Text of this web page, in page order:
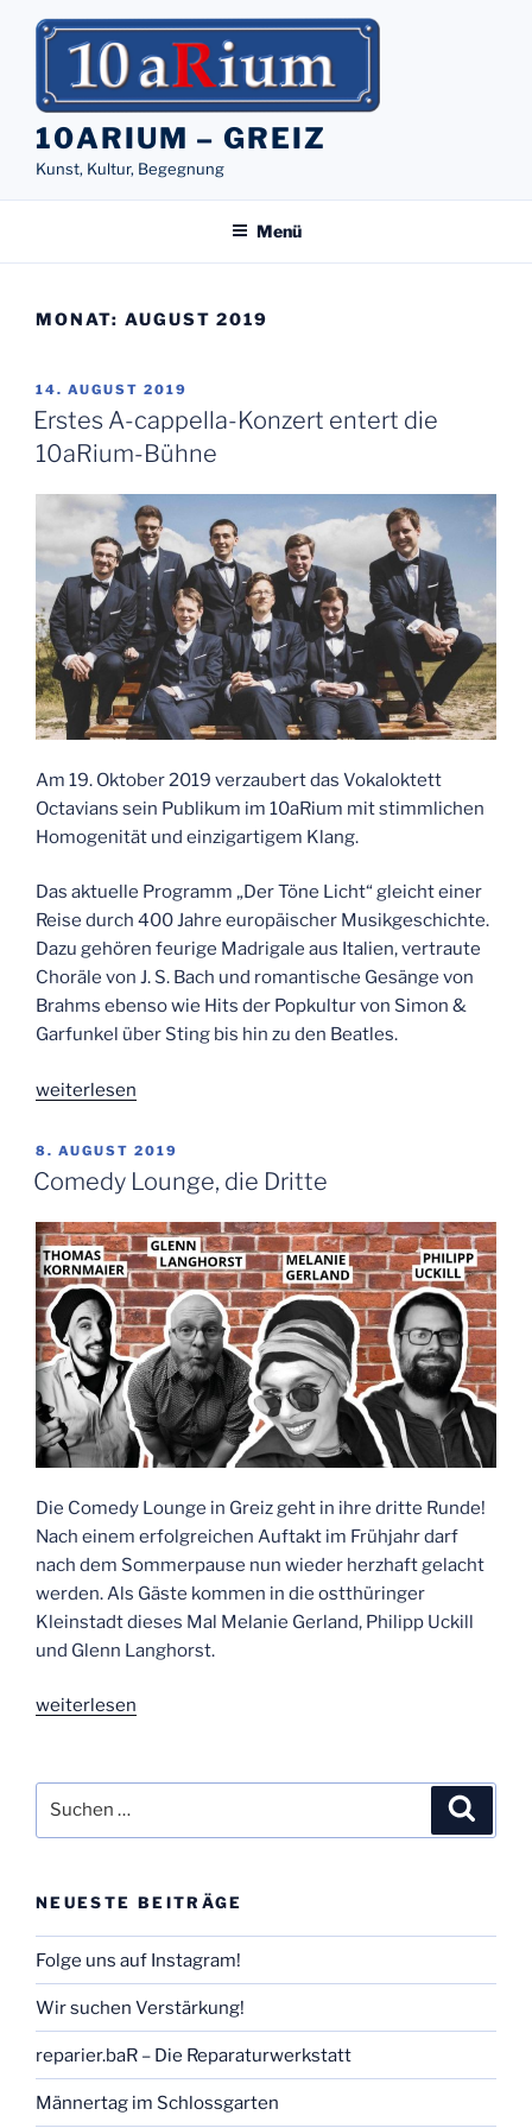
Inhalt
10ARIUM – GREIZ
Kunst, Kultur, Begegnung
Menü
MONAT: AUGUST 2019
VERÖFFENTLICHT
AM
14. AUGUST 2019
Erstes A-cappella-Konzert entert die
10aRium-Bühne
Am 19. Oktober 2019 verzaubert das Vokaloktett
Octavians sein Publikum im 10aRium mit stimmlichen
Homogenität und einzigartigem Klang.
Das aktuelle Programm „Der Töne Licht“ gleicht einer
Reise durch 400 Jahre europäischer Musikgeschichte.
Dazu gehören feurige Madrigale aus Italien, vertraute
Choräle von J. S. Bach und romantische Gesänge von
Brahms ebenso wie Hits der Popkultur von Simon &
Garfunkel über Sting bis hin zu den Beatles.
„Erstes
cappella-
Konzert
die
10aRium-
Bühne“
weiterlesen
VERÖFFENTLICHT
AM
8. AUGUST 2019
Comedy Lounge, die Dritte
Die Comedy Lounge in Greiz geht in ihre dritte Runde!
Nach einem erfolgreichen Auftakt im Frühjahr darf
nach dem Sommerpause nun wieder herzhaft gelacht
werden. Als Gäste kommen in die ostthüringer
Kleinstadt dieses Mal Melanie Gerland, Philipp Uckill
und Glenn Langhorst.
„Comedy
Dritte“
weiterlesen
nach:
NEUESTE BEITRÄGE
Folge uns auf Instagram!
Wir suchen Verstärkung!
reparier.baR – Die Reparaturwerkstatt
Männertag im Schlossgarten